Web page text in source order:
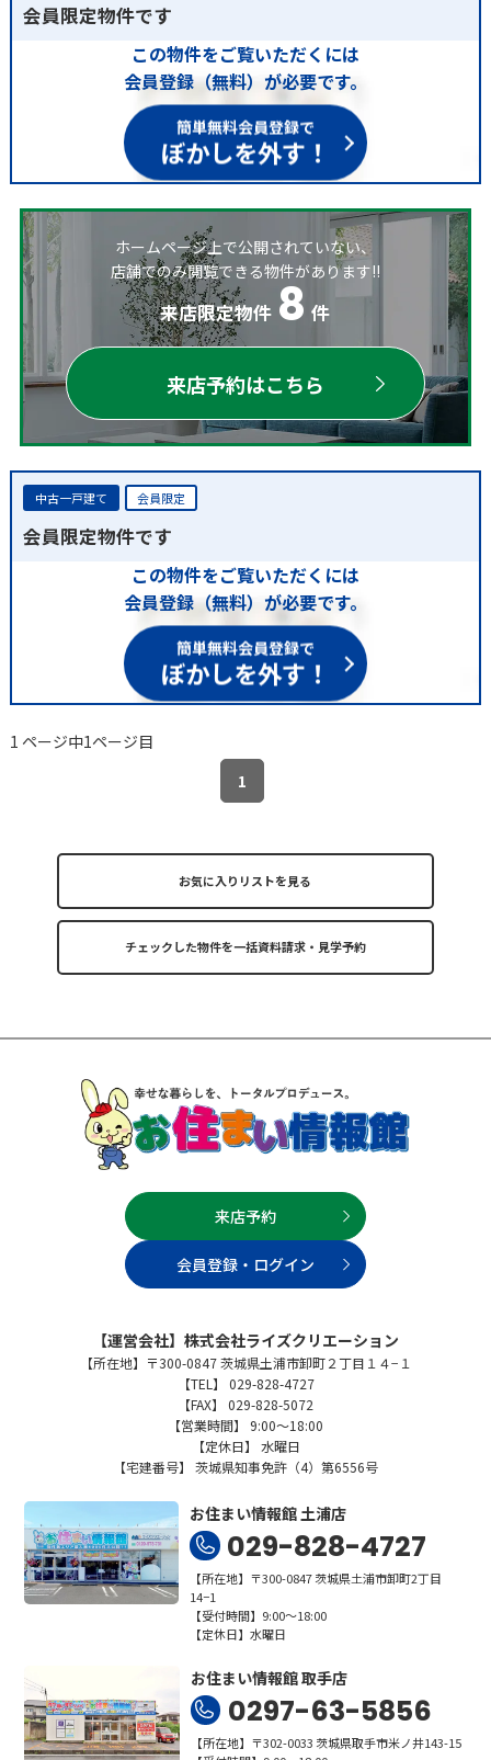
会員限定物件です
この物件をご覧いただくには
会員登録（無料）が必要です。
簡単無料会員登録で
ぼかしを外す！
ホームページ上で公開されていない、
店舗でのみ閲覧できる物件があります!!
来店限定物件 8 件
来店予約はこちら
中古一戸建て 会員限定
会員限定物件です
この物件をご覧いただくには
会員登録（無料）が必要です。
簡単無料会員登録で
ぼかしを外す！
1 ページ中1ページ目
1
お気に入りリストを見る
来店予約
会員登録・ログイン
【運営会社】株式会社ライズクリエーション
【所在地】〒300-0847 茨城県土浦市卸町２丁目１４−１
【TEL】 029-828-4727
【FAX】 029-828-5072
【営業時間】 9:00～18:00
【定休日】 水曜日
【宅建番号】 茨城県知事免許（4）第6556号
お住まい情報館 土浦店
029-828-4727
【所在地】〒300-0847 茨城県土浦市卸町2丁目
14−1
【受付時間】9:00～18:00
【定休日】水曜日
お住まい情報館 取手店
0297-63-5856
【所在地】〒302-0033 茨城県取手市米ノ井143-15